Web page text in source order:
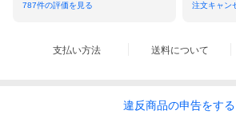
787件の評価を見る 注文キャン
支払い方法 送料について
違反商品の申告をする